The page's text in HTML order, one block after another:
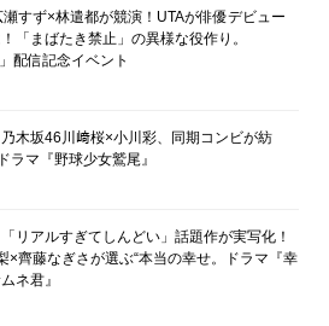
すず×林遣都が競演！UTAが俳優デビュー
「まばたき禁止」の異様な役作り。
配信記念イベント
乃木坂46川﨑桜×小川彩、同期コンビが紡
ラマ『野球少女鷲尾』
「リアルすぎてしんどい」話題作が実写化！
×齊藤なぎさが選ぶ“本当の幸せ。ドラマ『幸
ネ君』